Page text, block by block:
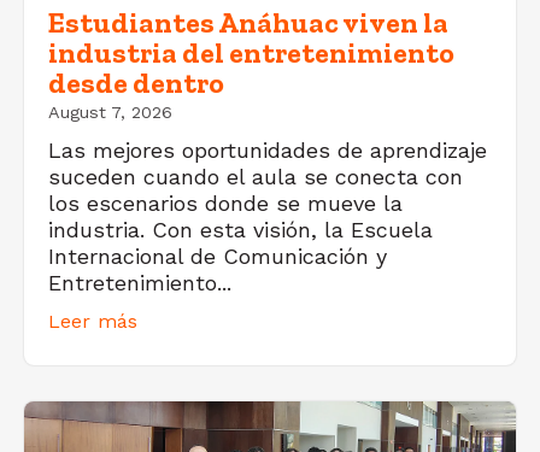
Estudiantes Anáhuac viven la
industria del entretenimiento
desde dentro
August 7, 2026
Las mejores oportunidades de aprendizaje
suceden cuando el aula se conecta con
los escenarios donde se mueve la
industria. Con esta visión, la Escuela
Internacional de Comunicación y
Entretenimiento...
Leer más